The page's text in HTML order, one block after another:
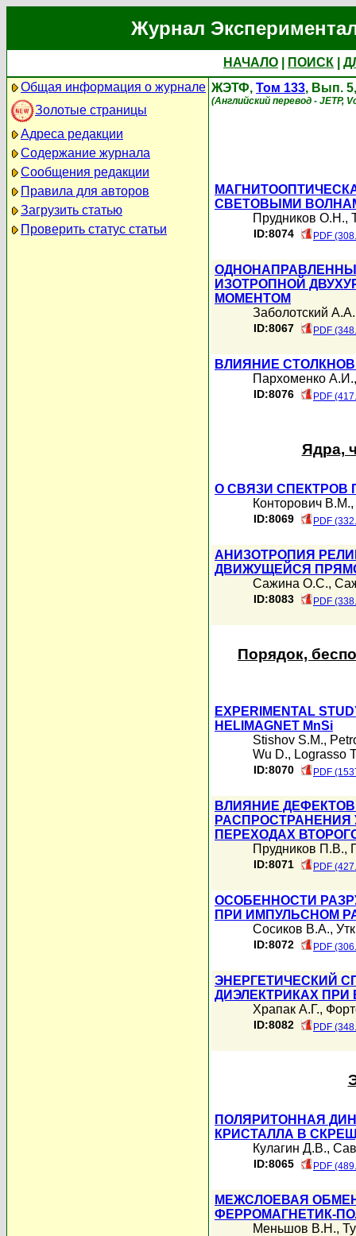
Журнал
НАЧАЛО ПОИСК
Общая информация о журнале
Золотые страницы
Адреса редакции
Содержание журнала
Сообщения редакции
Правила для авторов
Загрузить статью
Проверить статус статьи
ЖЭТФ, Том 133, Вып.
(Английский перевод - JETP,
СВЕТОВЫМИ
Прудников О.Н.,
ID:8074 PDF
ИЗОТРОПНОЙ
МОМЕНТОМ
Заболотский А.А.
ID:8067 PDF
ВЛИЯНИЕ
Пархоменко А.И.
ID:8076 PDF
Ядра,
О СВЯЗИ СПЕКТРОВ
Конторович В.М.,
ID:8069 PDF
АНИЗОТРОПИЯ
ДВИЖУЩЕЙСЯ
Сажина О.С.,
ID:8083 PDF
Порядок,
EXPERIMENTAL
HELIMAGNET MnSi
Stishov S.M.,
Wu D., Lograsso
ID:8070 PDF
ВЛИЯНИЕ
РАСПРОСТРАНЕНИЯ
ПЕРЕХОДАХ
Прудников П.В.,
ID:8071 PDF
ОСОБЕННОСТИ
ПРИ ИМПУЛЬСНОМ
Сосиков В.А.,
ID:8072 PDF
ЭНЕРГЕТИЧЕСКИЙ
ДИЭЛЕКТРИКАХ
Храпак А.Г.,
ID:8082 PDF
ПОЛЯРИТОННАЯ
КРИСТАЛЛА В
Кулагин Д.В.,
ID:8065 PDF
МЕЖСЛОЕВАЯ
ФЕРРОМАГНЕТИК-
Меньшов В.Н.,